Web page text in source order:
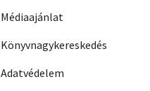
Médiaajánlat
Könyvnagykereskedés
Adatvédelem